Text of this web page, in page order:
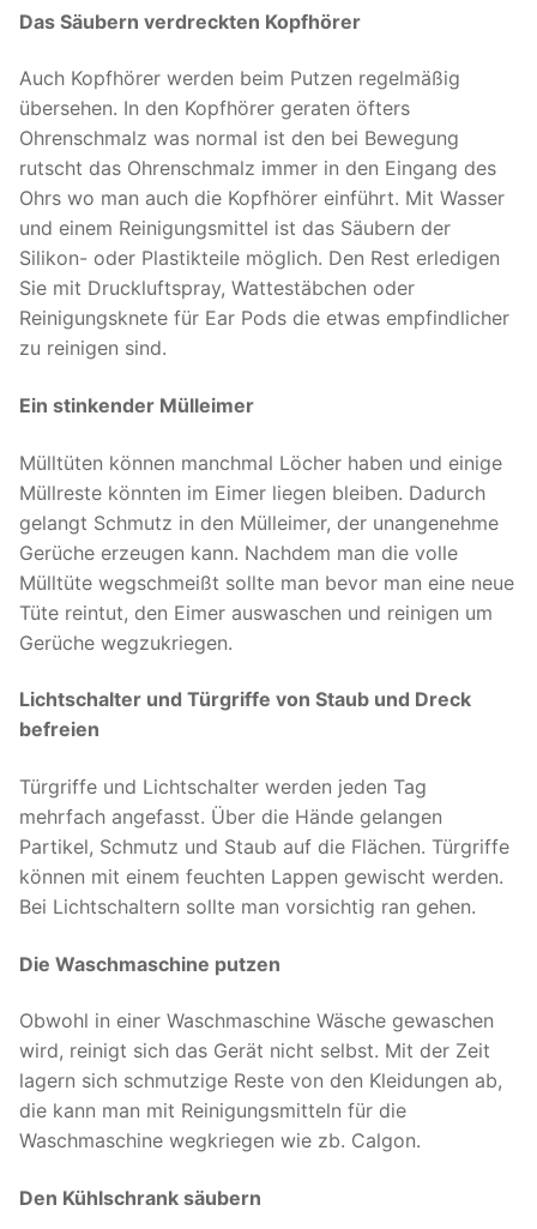
Das Säubern verdreckten Kopfhörer
Auch Kopfhörer werden beim Putzen regelmäßig
übersehen. In den Kopfhörer geraten öfters
Ohrenschmalz was normal ist den bei Bewegung
rutscht das Ohrenschmalz immer in den Eingang des
Ohrs wo man auch die Kopfhörer einführt. Mit Wasser
und einem Reinigungsmittel ist das Säubern der
Silikon- oder Plastikteile möglich. Den Rest erledigen
Sie mit Druckluftspray, Wattestäbchen oder
Reinigungsknete für Ear Pods die etwas empfindlicher
zu reinigen sind.
Ein stinkender Mülleimer
Mülltüten können manchmal Löcher haben und einige
Müllreste könnten im Eimer liegen bleiben. Dadurch
gelangt Schmutz in den Mülleimer, der unangenehme
Gerüche erzeugen kann. Nachdem man die volle
Mülltüte wegschmeißt sollte man bevor man eine neue
Tüte reintut, den Eimer auswaschen und reinigen um
Gerüche wegzukriegen.
Lichtschalter und Türgriffe von Staub und Dreck
befreien
Türgriffe und Lichtschalter werden jeden Tag
mehrfach angefasst. Über die Hände gelangen
Partikel, Schmutz und Staub auf die Flächen. Türgriffe
können mit einem feuchten Lappen gewischt werden.
Bei Lichtschaltern sollte man vorsichtig ran gehen.
Die Waschmaschine putzen
Obwohl in einer Waschmaschine Wäsche gewaschen
wird, reinigt sich das Gerät nicht selbst. Mit der Zeit
lagern sich schmutzige Reste von den Kleidungen ab,
die kann man mit Reinigungsmitteln für die
Waschmaschine wegkriegen wie zb. Calgon.
Den Kühlschrank säubern